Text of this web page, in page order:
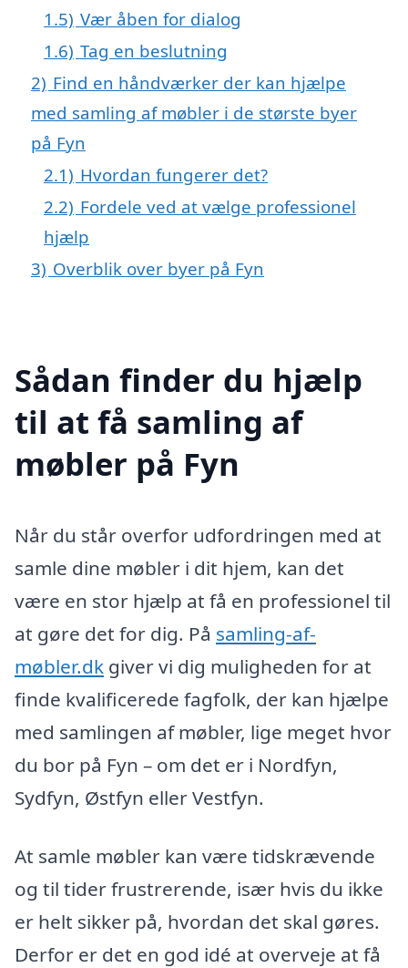
1.5) Vær åben for dialog
1.6) Tag en beslutning
2) Find en håndværker der kan hjælpe
med samling af møbler i de største byer
på Fyn
2.1) Hvordan fungerer det?
2.2) Fordele ved at vælge professionel
hjælp
3) Overblik over byer på Fyn
Sådan finder du hjælp
til at få samling af
møbler på Fyn
Når du står overfor udfordringen med at
samle dine møbler i dit hjem, kan det
være en stor hjælp at få en professionel til
at gøre det for dig. På samling-af-
møbler.dk giver vi dig muligheden for at
finde kvalificerede fagfolk, der kan hjælpe
med samlingen af møbler, lige meget hvor
du bor på Fyn – om det er i Nordfyn,
Sydfyn, Østfyn eller Vestfyn.
At samle møbler kan være tidskrævende
og til tider frustrerende, især hvis du ikke
er helt sikker på, hvordan det skal gøres.
Derfor er det en god idé at overveje at få